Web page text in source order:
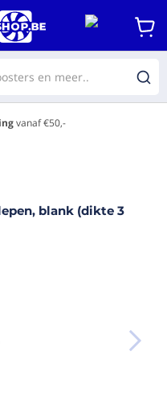
vanaf €50,-
blank (dikte 3